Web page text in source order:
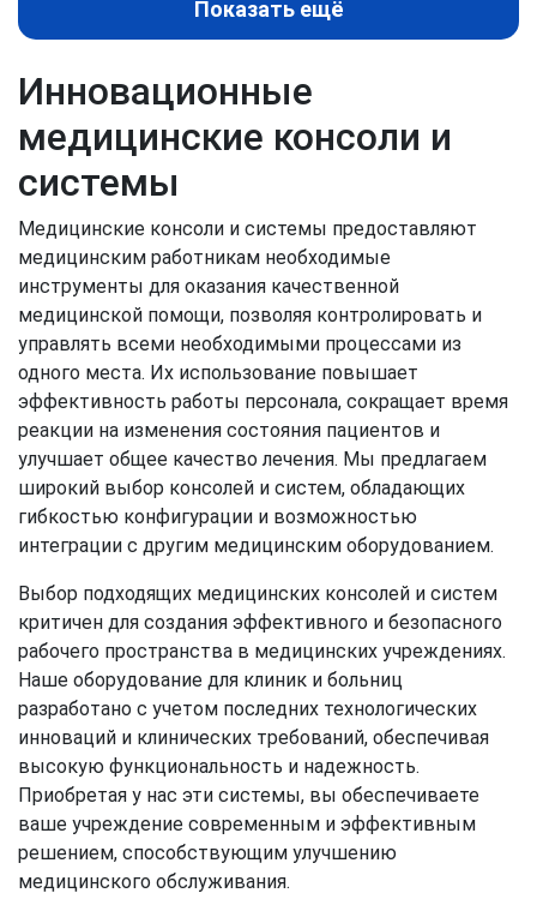
Показать ещё
Инновационные
медицинские консоли и
системы
Медицинские консоли и системы предоставляют
медицинским работникам необходимые
инструменты для оказания качественной
медицинской помощи, позволяя контролировать и
управлять всеми необходимыми процессами из
одного места. Их использование повышает
эффективность работы персонала, сокращает время
реакции на изменения состояния пациентов и
улучшает общее качество лечения. Мы предлагаем
широкий выбор консолей и систем, обладающих
гибкостью конфигурации и возможностью
интеграции с другим медицинским оборудованием.
Выбор подходящих медицинских консолей и систем
критичен для создания эффективного и безопасного
рабочего пространства в медицинских учреждениях.
Наше оборудование для клиник и больниц
разработано с учетом последних технологических
инноваций и клинических требований, обеспечивая
высокую функциональность и надежность.
Приобретая у нас эти системы, вы обеспечиваете
ваше учреждение современным и эффективным
решением, способствующим улучшению
медицинского обслуживания.